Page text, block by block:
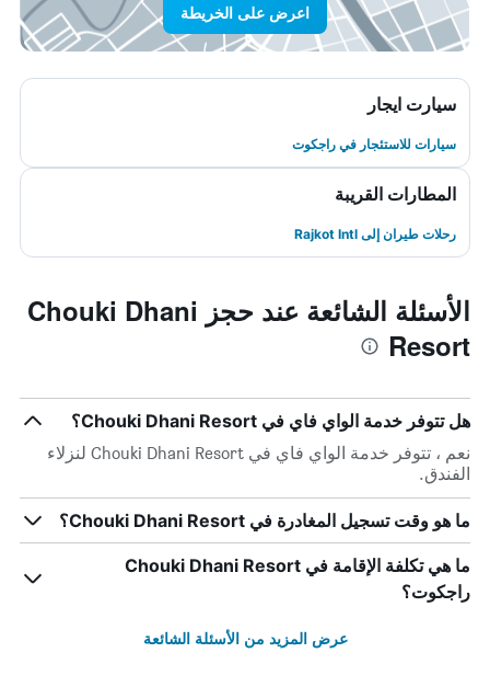
اعرض على الخريطة
سيارت ايجار
سيارات للاستئجار في راجكوت
المطارات القريبة
رحلات طيران إلى Rajkot Intl
الأسئلة الشائعة عند حجز Chouki Dhani
Resort
هل تتوفر خدمة الواي فاي في Chouki Dhani Resort؟
نعم ، تتوفر خدمة الواي فاي في Chouki Dhani Resort لنزلاء
الفندق.
ما هو وقت تسجيل المغادرة في Chouki Dhani Resort؟
ما هي تكلفة الإقامة في Chouki Dhani Resort
راجكوت؟
عرض المزيد من الأسئلة الشائعة